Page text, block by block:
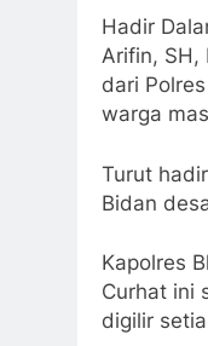
Hadir
Arifin, SH,
dari
warga
Turut
Bidan
Kapolres
Curhat ini
digilir